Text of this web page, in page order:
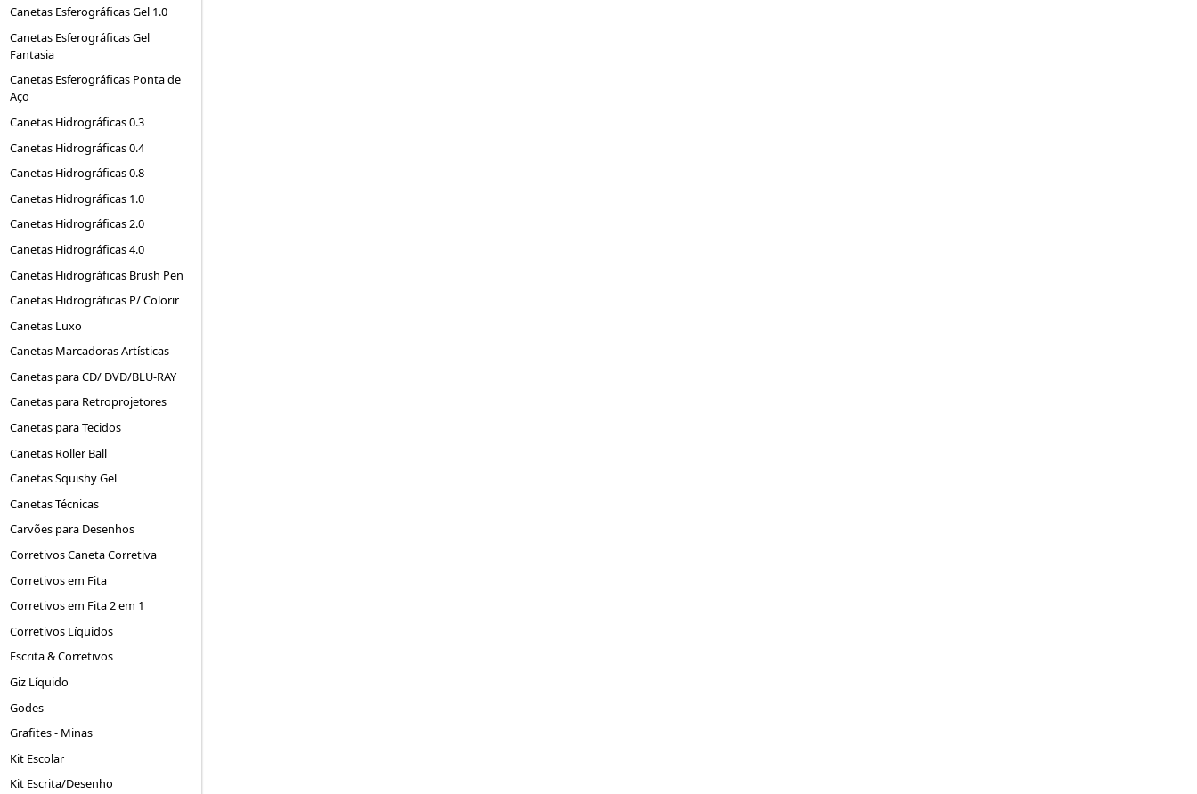
Canetas Esferográficas Gel 1.0
Canetas Esferográficas Gel
Fantasia
Canetas Esferográficas Ponta de
Aço
Canetas Hidrográficas 0.3
Canetas Hidrográficas 0.4
Canetas Hidrográficas 0.8
Canetas Hidrográficas 1.0
Canetas Hidrográficas 2.0
Canetas Hidrográficas 4.0
Canetas Hidrográficas Brush Pen
Canetas Hidrográficas P/ Colorir
Canetas Luxo
Canetas Marcadoras Artísticas
Canetas para CD/ DVD/BLU-RAY
Canetas para Retroprojetores
Canetas para Tecidos
Canetas Roller Ball
Canetas Squishy Gel
Canetas Técnicas
Carvões para Desenhos
Corretivos Caneta Corretiva
Corretivos em Fita
Corretivos em Fita 2 em 1
Corretivos Líquidos
Escrita & Corretivos
Giz Líquido
Godes
Grafites - Minas
Kit Escolar
Kit Escrita/Desenho